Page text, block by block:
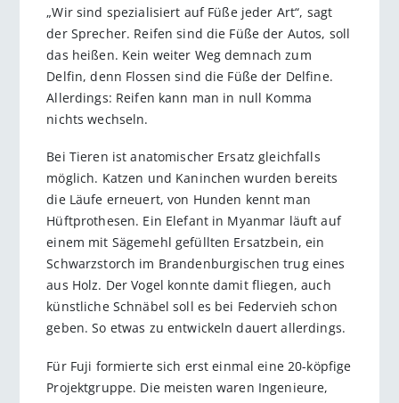
„Wir sind spezialisiert auf Füße jeder Art“, sagt
der Sprecher. Reifen sind die Füße der Autos, soll
das heißen. Kein weiter Weg demnach zum
Delfin, denn Flossen sind die Füße der Delfine.
Allerdings: Reifen kann man in null Komma
nichts wechseln.
Bei Tieren ist anatomischer Ersatz gleichfalls
möglich. Katzen und Kaninchen wurden bereits
die Läufe erneuert, von Hunden kennt man
Hüftprothesen. Ein Elefant in Myanmar läuft auf
einem mit Sägemehl gefüllten Ersatzbein, ein
Schwarzstorch im Brandenburgischen trug eines
aus Holz. Der Vogel konnte damit fliegen, auch
künstliche Schnäbel soll es bei Federvieh schon
geben. So etwas zu entwickeln dauert allerdings.
Für Fuji formierte sich erst einmal eine 20-köpfige
Projektgruppe. Die meisten waren Ingenieure,